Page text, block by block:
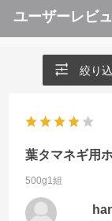
ユーザーレビ
絞り
葉タマネギ用
500g1組